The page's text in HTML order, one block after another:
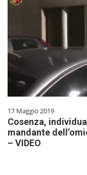
17 Maggio 2019
Cosenza,
mandante
– VIDEO